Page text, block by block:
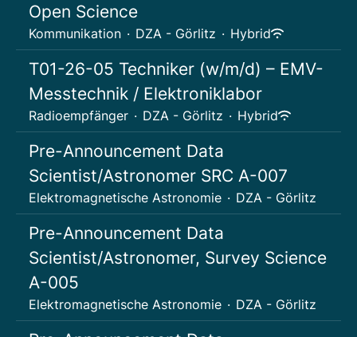
Open Science
Kommunikation · DZA - Görlitz · Hybrid
T01-26-05 Techniker (w/m/d) – EMV-
Messtechnik / Elektroniklabor
Radioempfänger · DZA - Görlitz · Hybrid
Pre-Announcement Data
Scientist/Astronomer SRC A-007
Elektromagnetische Astronomie · DZA - Görlitz
Pre-Announcement Data
Scientist/Astronomer, Survey Science
A-005
Elektromagnetische Astronomie · DZA - Görlitz